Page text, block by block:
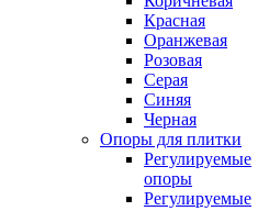
Красная
Оранжевая
Розовая
Серая
Синяя
Черная
Опоры для плитки
Регулируемые
опоры
Регулируемые